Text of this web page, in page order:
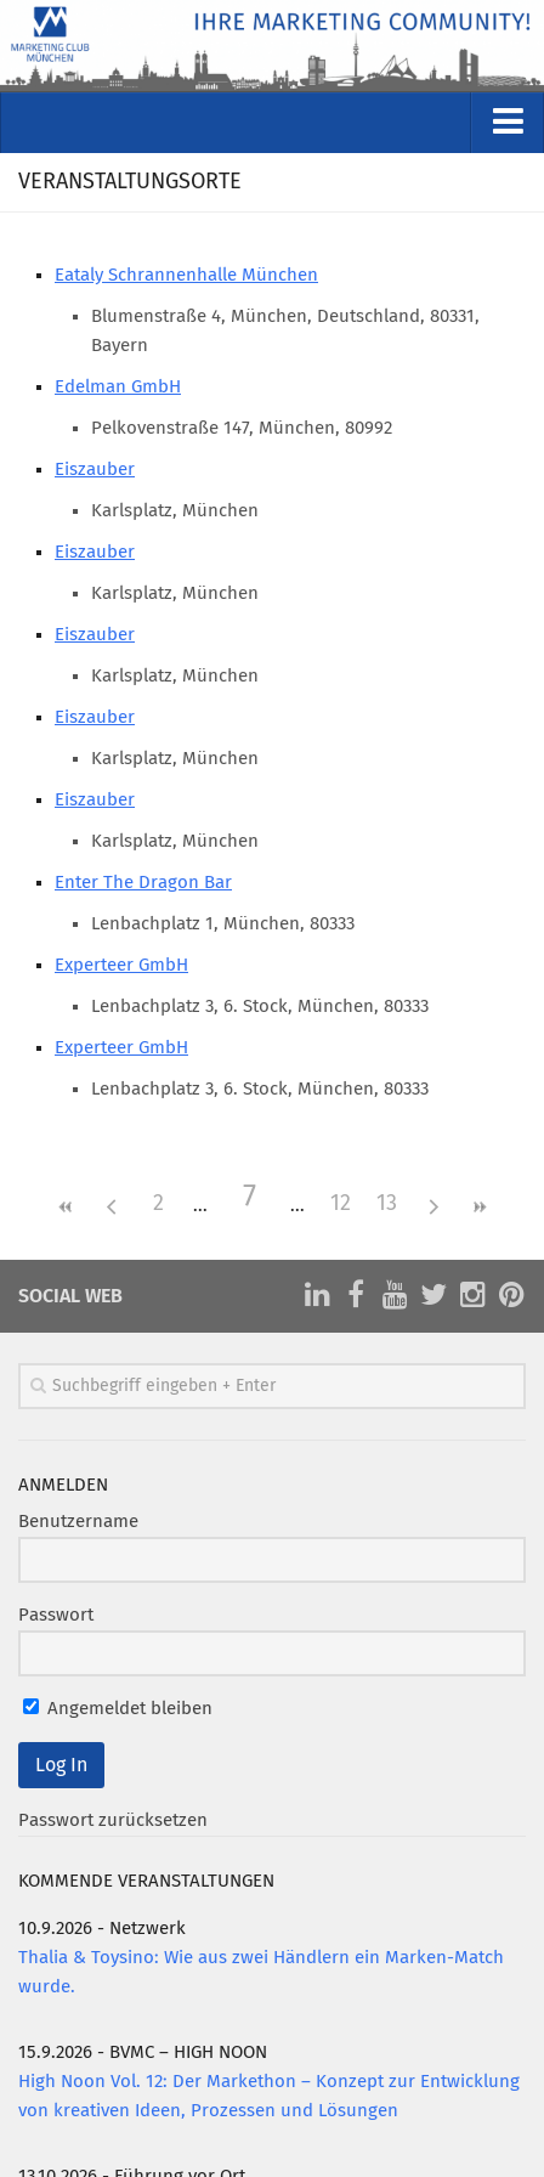
VERANSTALTUNGEN
ÜBER
Wer wir sind
Clubführung
Geschäftsstelle
Marketing Pioniere
Arbeitsgruppen
MarketingFrauen
Münchner Marketingpreis
Mentoring
Partnerschaften
Bundesverband Marketing Clubs
MARKETING PIONIERE
Marketing Pioniere im BVMC
CLUB-KOMMUNIKATION
Newsletter
Clubmagazin
MCM Club TV
MITGLIEDSCHAFT
AKTUELLES
KONTAKT
VERANSTALTUNGSORTE
Eataly Schrannenhalle München
Blumenstraße 4, München, Deutschland, 80331,
Bayern
Edelman GmbH
Pelkovenstraße 147, München, 80992
Eiszauber
Karlsplatz, München
Eiszauber
Karlsplatz, München
Eiszauber
Karlsplatz, München
Eiszauber
Karlsplatz, München
Eiszauber
Karlsplatz, München
Enter The Dragon Bar
Lenbachplatz 1, München, 80333
Experteer GmbH
Lenbachplatz 3, 6. Stock, München, 80333
Experteer GmbH
Lenbachplatz 3, 6. Stock, München, 80333
2 7 12 13
SOCIAL WEB
ANMELDEN
Benutzername
Passwort
Angemeldet bleiben
Passwort zurücksetzen
KOMMENDE VERANSTALTUNGEN
10.9.2026 - Netzwerk
Thalia & Toysino: Wie aus zwei Händlern ein Marken-Match
wurde.
15.9.2026 - BVMC – HIGH NOON
High Noon Vol. 12: Der Markethon – Konzept zur Entwicklung
von kreativen Ideen, Prozessen und Lösungen